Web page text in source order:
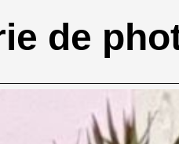
de